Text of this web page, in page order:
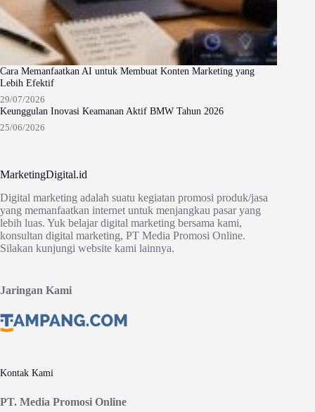
Cara Memanfaatkan AI untuk Membuat Konten Marketing yang
Lebih Efektif
29/07/2026
Keunggulan Inovasi Keamanan Aktif BMW Tahun 2026
25/06/2026
MarketingDigital.id
Digital marketing adalah suatu kegiatan promosi produk/jasa
yang memanfaatkan internet untuk menjangkau pasar yang
lebih luas. Yuk belajar digital marketing bersama kami,
konsultan digital marketing, PT Media Promosi Online.
Silakan kunjungi website kami lainnya.
Jaringan Kami
Kontak Kami
PT. Media Promosi Online